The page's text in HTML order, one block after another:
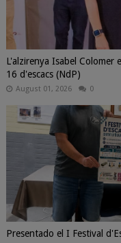
L'alzirenya Isabel Colomer
16 d'escacs (NdP)
August 01, 2026 0
Presentado el I Festival